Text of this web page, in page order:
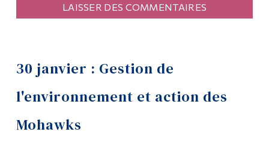
LAISSER DES COMMENTAIRES
30 janvier : Gestion de
l'environnement et action des
Mohawks
Qui vous êtes
Étudiants actuels
personnel administratif